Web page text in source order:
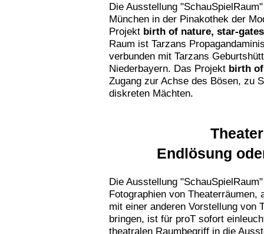
Die Ausstellung
München in der Pinakothek der
Projekt birth of nature, star-gates
Raum ist Tarzans
verbunden mit Tarzans
Niederbayern. Das Projekt birth
Zugang zur Achse des Bösen, zu
diskreten Mächten.
Endlösung
Die Ausstellung
Fotographien von Theaterräumen,
mit einer anderen Vorstellung von
bringen, ist für proT sofort
theatralen Raumbegriff in die